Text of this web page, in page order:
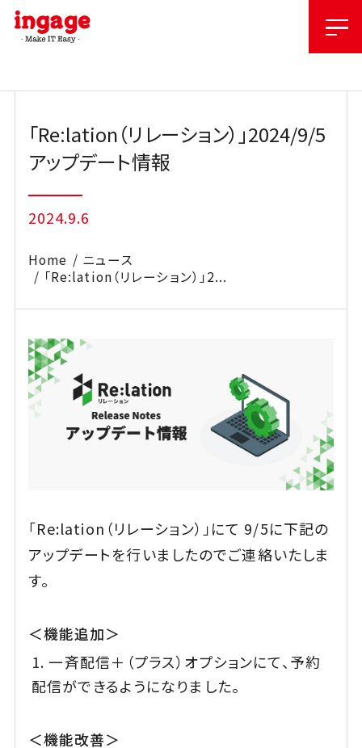
Skip
content
「Re:lation（リレーション）」2024/9/5
アップデート情報
2024.9.6
Home
ニュース
「Re:lation（リレーション）」2...
「Re:lation（リレーション）」にて 9/5に下記の
アップデートを行いましたのでご連絡いたしま
す。
＜機能追加＞
一斉配信＋（プラス）オプションにて、予約
配信ができるようになりました。
＜機能改善＞